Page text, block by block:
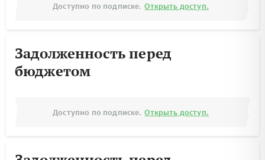
Доступно по подписке. Открыть доступ.
Задолженность перед
бюджетом
Доступно по подписке. Открыть доступ.